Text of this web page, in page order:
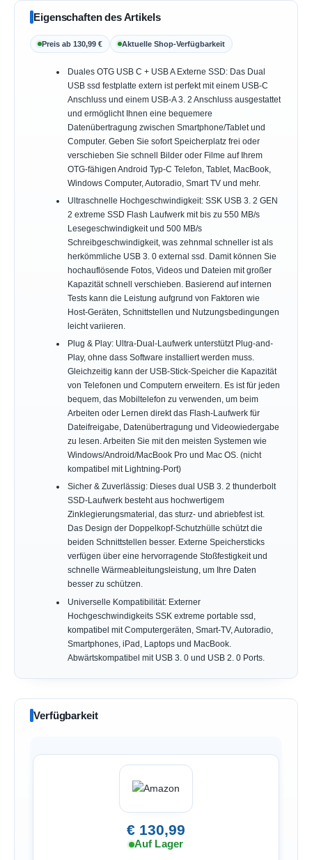
Eigenschaften des Artikels
Preis ab 130,99 € Aktuelle Shop-Verfügbarkeit
Duales OTG USB C + USB A Externe SSD: Das Dual
USB ssd festplatte extern ist perfekt mit einem USB-C
Anschluss und einem USB-A 3. 2 Anschluss ausgestattet
und ermöglicht Ihnen eine bequemere
Datenübertragung zwischen Smartphone/Tablet und
Computer. Geben Sie sofort Speicherplatz frei oder
verschieben Sie schnell Bilder oder Filme auf Ihrem
OTG-fähigen Android Typ-C Telefon, Tablet, MacBook,
Windows Computer, Autoradio, Smart TV und mehr.
Ultraschnelle Hochgeschwindigkeit: SSK USB 3. 2 GEN
2 extreme SSD Flash Laufwerk mit bis zu 550 MB/s
Lesegeschwindigkeit und 500 MB/s
Schreibgeschwindigkeit, was zehnmal schneller ist als
herkömmliche USB 3. 0 external ssd. Damit können Sie
hochauflösende Fotos, Videos und Dateien mit großer
Kapazität schnell verschieben. Basierend auf internen
Tests kann die Leistung aufgrund von Faktoren wie
Host-Geräten, Schnittstellen und Nutzungsbedingungen
leicht variieren.
Plug & Play: Ultra-Dual-Laufwerk unterstützt Plug-and-
Play, ohne dass Software installiert werden muss.
Gleichzeitig kann der USB-Stick-Speicher die Kapazität
von Telefonen und Computern erweitern. Es ist für jeden
bequem, das Mobiltelefon zu verwenden, um beim
Arbeiten oder Lernen direkt das Flash-Laufwerk für
Dateifreigabe, Datenübertragung und Videowiedergabe
zu lesen. Arbeiten Sie mit den meisten Systemen wie
Windows/Android/MacBook Pro und Mac OS. (nicht
kompatibel mit Lightning-Port)
Sicher & Zuverlässig: Dieses dual USB 3. 2 thunderbolt
SSD-Laufwerk besteht aus hochwertigem
Zinklegierungsmaterial, das sturz- und abriebfest ist.
Das Design der Doppelkopf-Schutzhülle schützt die
beiden Schnittstellen besser. Externe Speichersticks
verfügen über eine hervorragende Stoßfestigkeit und
schnelle Wärmeableitungsleistung, um Ihre Daten
besser zu schützen.
Universelle Kompatibilität: Externer
Hochgeschwindigkeits SSK extreme portable ssd,
kompatibel mit Computergeräten, Smart-TV, Autoradio,
Smartphones, iPad, Laptops und MacBook.
Abwärtskompatibel mit USB 3. 0 und USB 2. 0 Ports.
Verfügbarkeit
€ 130,99
Auf Lager